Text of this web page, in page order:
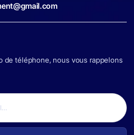
de téléphone, nous vous rappelons